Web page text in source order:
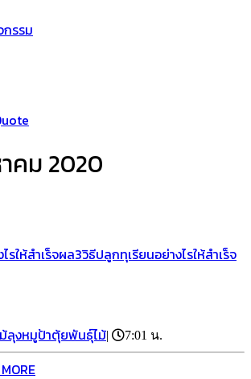
กรรม
คม 2020
รให้สำเร็จผล3วิธีปลูกทุเรียนอย่างไรให้สำเร็จ
ลุงหมูป้าตุ้ยพันธุ์ไม้| 7:01 น.